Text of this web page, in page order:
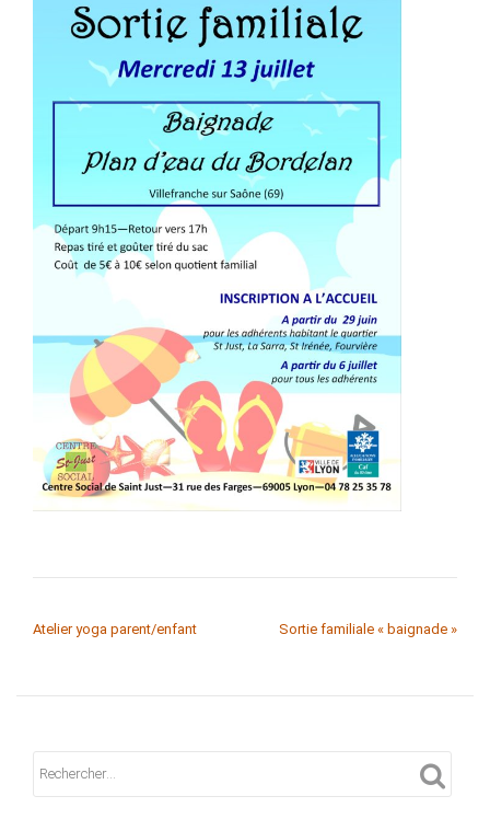
Atelier yoga parent/enfant Sortie familiale « baignade »